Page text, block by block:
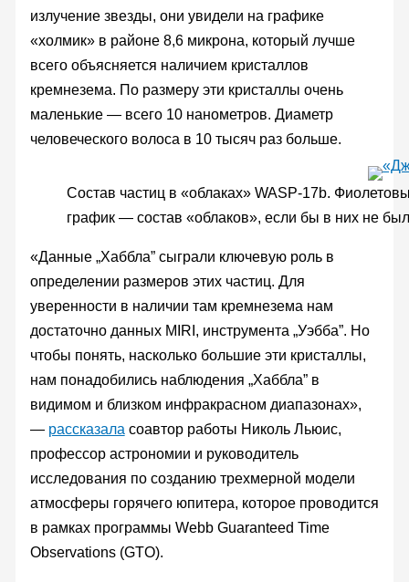
излучение звезды, они увидели на графике
«холмик» в районе 8,6 микрона, который лучше
всего объясняется наличием кристаллов
кремнезема. По размеру эти кристаллы очень
маленькие — всего 10 нанометров. Диаметр
человеческого волоса в 10 тысяч раз больше.
Состав частиц в «облаках» WASP-17b.
график — состав «облаков», если бы в них не
«Данные „Хаббла” сыграли ключевую роль в
определении размеров этих частиц. Для
уверенности в наличии там кремнезема нам
достаточно данных MIRI, инструмента „Уэбба”. Но
чтобы понять, насколько большие эти кристаллы,
нам понадобились наблюдения „Хаббла” в
видимом и близком инфракрасном диапазонах»,
— рассказала соавтор работы Николь Льюис,
профессор астрономии и руководитель
исследования по созданию трехмерной модели
атмосферы горячего юпитера, которое проводится
в рамках программы Webb Guaranteed Time
Observations (GTO).